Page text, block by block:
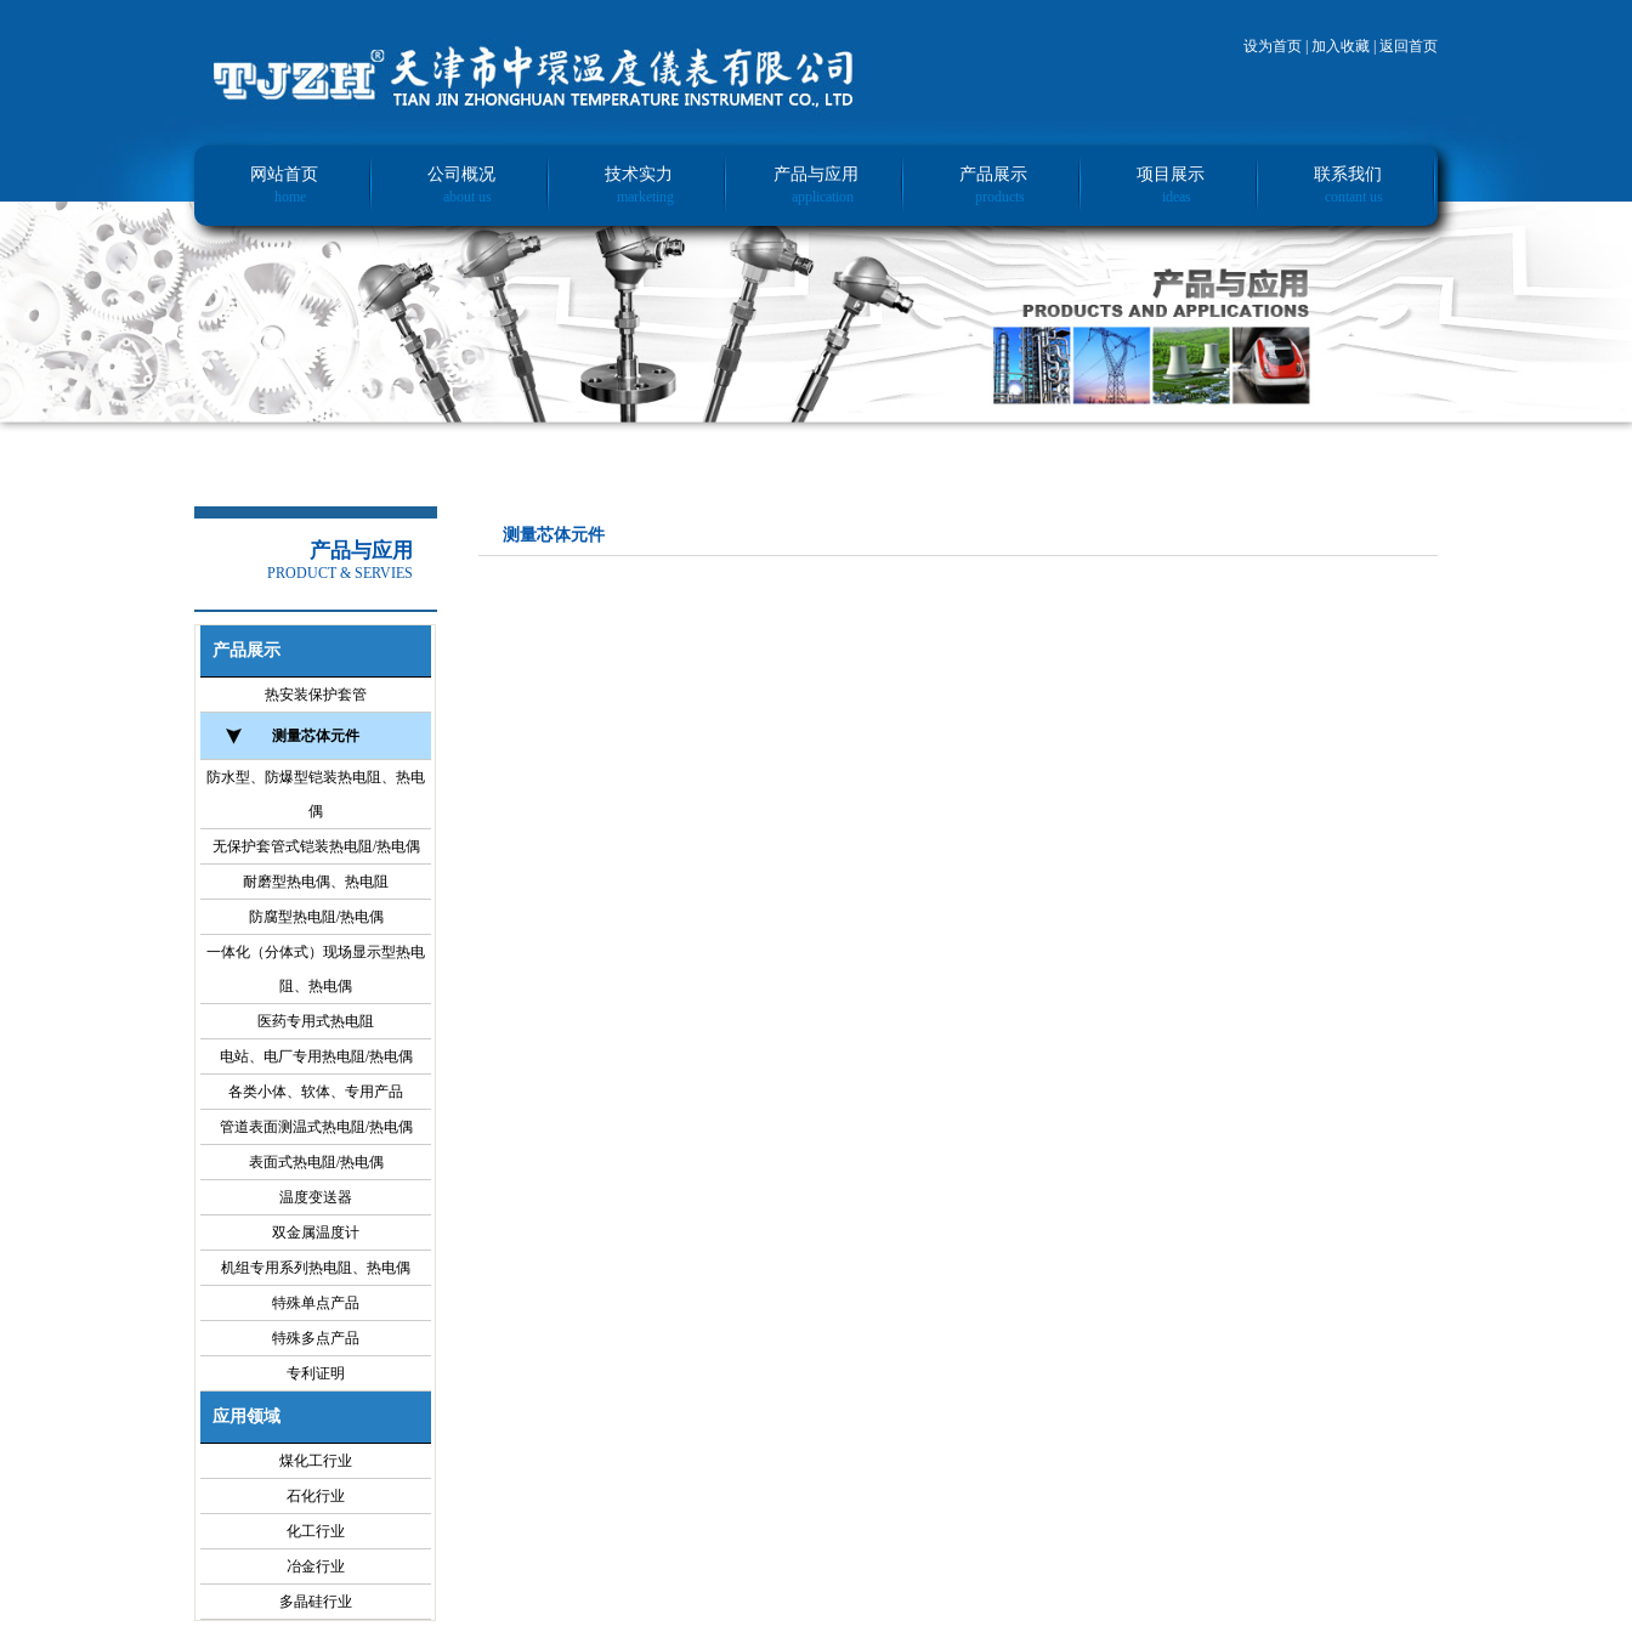
设为首页 | 加入收藏 | 返回首页
网站首页
home
公司概况
about us
技术实力
marketing
产品与应用
application
产品展示
products
项目展示
ideas
联系我们
contant us
产品与应用
PRODUCT & SERVIES
产品展示
热安装保护套管
测量芯体元件
防水型、防爆型铠装热电阻、热电
偶
无保护套管式铠装热电阻/热电偶
耐磨型热电偶、热电阻
防腐型热电阻/热电偶
一体化（分体式）现场显示型热电
阻、热电偶
医药专用式热电阻
电站、电厂专用热电阻/热电偶
各类小体、软体、专用产品
管道表面测温式热电阻/热电偶
表面式热电阻/热电偶
温度变送器
双金属温度计
机组专用系列热电阻、热电偶
特殊单点产品
特殊多点产品
专利证明
应用领域
煤化工行业
石化行业
化工行业
冶金行业
多晶硅行业
测量芯体元件